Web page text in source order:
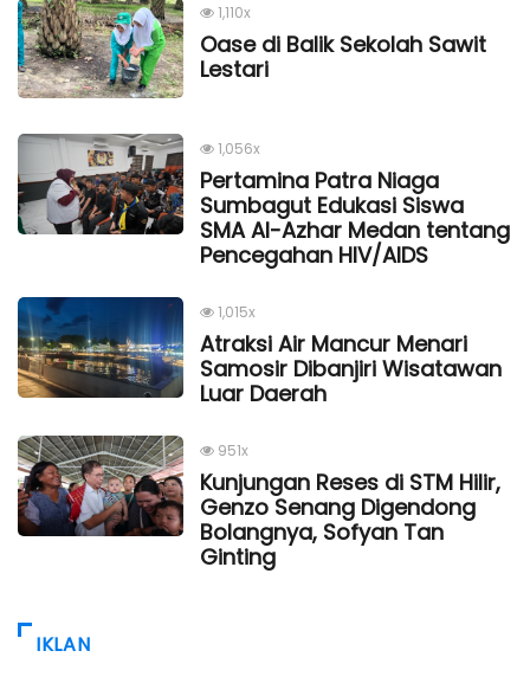
1,110x
Oase di Balik Sekolah Sawit
Lestari
1,056x
Pertamina Patra Niaga
Sumbagut Edukasi Siswa
SMA Al-Azhar Medan tentang
Pencegahan HIV/AIDS
1,015x
Atraksi Air Mancur Menari
Samosir Dibanjiri Wisatawan
Luar Daerah
951x
Kunjungan Reses di STM Hilir,
Genzo Senang Digendong
Bolangnya, Sofyan Tan
Ginting
IKLAN